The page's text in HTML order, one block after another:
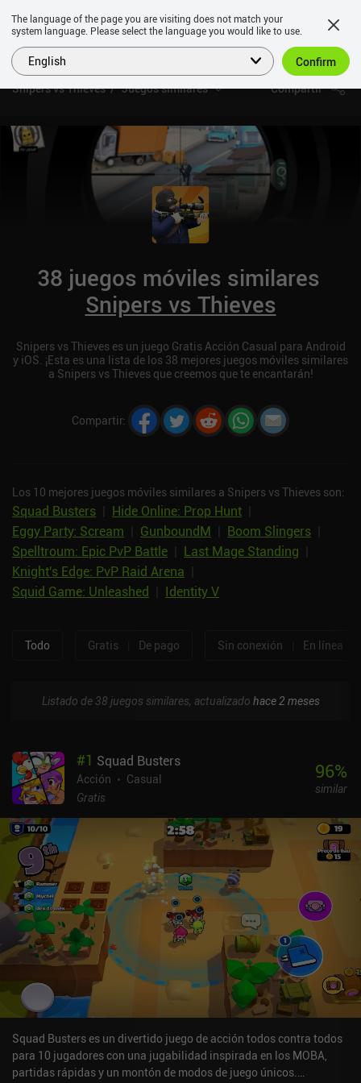
Snipers vs Thieves Juegos similares Compartir
38 juegos móviles similares
Snipers vs Thieves
Snipers vs Thieves es un juego Gratis Acción Casual para Android
y iOS. ¡Esta es una lista de los 38 mejores juegos móviles similares
a Snipers vs Thieves que creemos que te encantarán!
Compartir:
Los 10 mejores juegos móviles similares a Snipers vs Thieves son:
Squad Busters Hide Online: Prop Hunt
Eggy Party: Scream
GunboundM Boom Slingers
Spelltroum: Epic PvP Battle
Last Mage Standing
Knight's Edge: PvP Raid Arena
Squid Game: Unleashed
Identity V
Todo Gratis De pago Sin conexión En línea
Listado de 38 juegos similares, actualizado hace 2 meses
#1 Squad Busters
Acción
Casual
Gratis
96%
similar
Squad Busters es un divertido juego de acción todos contra todos
para 10 jugadores con una jugabilidad inspirada en los MOBA,
partidas rápidas y un montón de modos de juego únicos.
The language of the page you are visiting does not match your
system language. Please select the language you would like to use.
English Confirm